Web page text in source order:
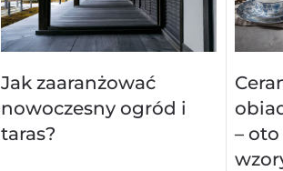
Jak zaaranżować
nowoczesny ogród i
taras?
–